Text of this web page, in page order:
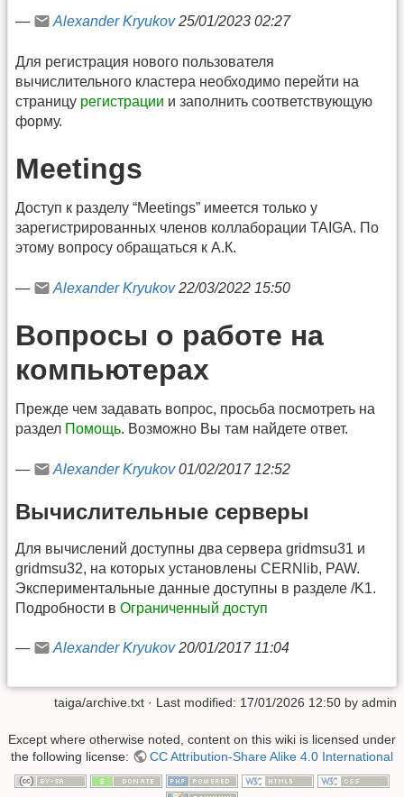
— Alexander Kryukov25/01/2023 02:27
Для регистрация нового пользователя
вычислительного кластера необходимо перейти на
страницу регистрации и заполнить соответствующую
форму.
Meetings
Доступ к разделу “Meetings” имеется только у
зарегистрированных членов коллаборации TAIGA. По
этому вопросу обращаться к А.К.
— Alexander Kryukov22/03/2022 15:50
Вопросы о работе на
компьютерах
Прежде чем задавать вопрос, просьба посмотреть на
раздел Помощь. Возможно Вы там найдете ответ.
— Alexander Kryukov01/02/2017 12:52
Вычислительные серверы
Для вычислений доступны два сервера gridmsu31 и
gridmsu32, на которых установлены CERNlib, PAW.
Экспериментальные данные доступны в разделе /K1.
Подробности в Ограниченный доступ
— Alexander Kryukov20/01/2017 11:04
taiga/archive.txt · Last modified: 17/01/2026 12:50 by admin
Except where otherwise noted, content on this wiki is licensed under
the following license:
CC Attribution-Share Alike 4.0 International